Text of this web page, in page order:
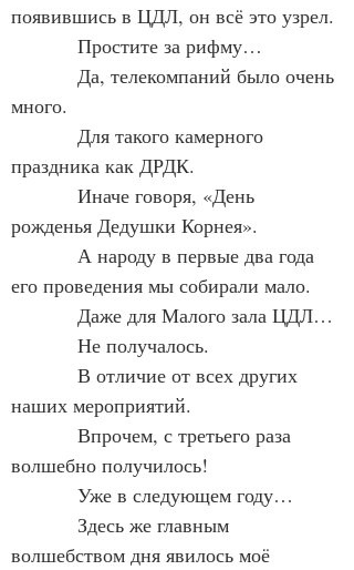
появившись в ЦДЛ, он всё это узрел.
            Простите за рифму…
много.
праздника как ДРДК.
рожденья Дедушки Корнея».
его проведения мы собирали мало.
            Даже для Малого зала ЦДЛ…
            Не получалось.
наших мероприятий.
волшебно получилось!
            Уже в следующем году…
волшебством дня явилось моё